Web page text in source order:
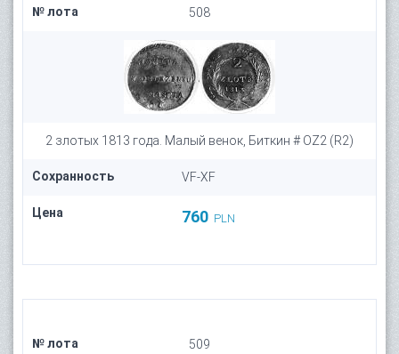
№ лота 508
2 злотых 1813 года. Малый венок, Биткин # OZ2 (R2)
Сохранность VF-XF
Цена 760 PLN
№ лота 509